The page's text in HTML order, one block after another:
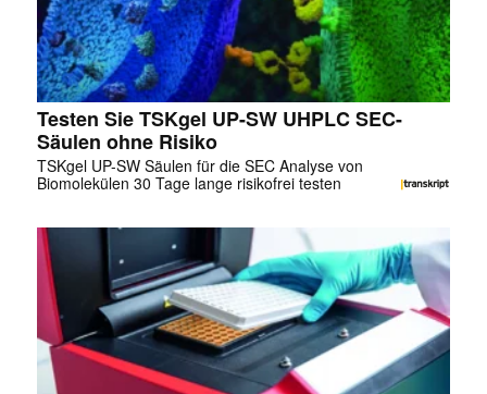
✕
Testen Sie TSKgel UP-SW UHPLC SEC-
Säulen ohne Risiko
TSKgel UP-SW Säulen für die SEC Analyse von
Biomolekülen 30 Tage lange risikofrei testen